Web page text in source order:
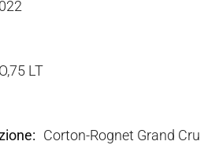
O,75 LT
Corton-Rognet Grand Cru